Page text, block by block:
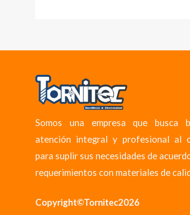
Somos una empresa que busca
atención integral y profesional al
para suplir sus necesidades de
requerimientos con materiales de
Copyright©Tornitec2026